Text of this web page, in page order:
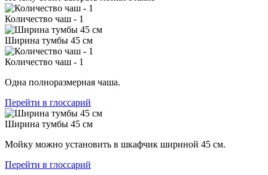
Количество чаш - 1
Ширина тумбы 45 см
Количество чаш - 1
Одна полноразмерная чаша.
Перейти в глоссарий
Ширина тумбы 45 см
Мойку можно установить в шкафчик шириной 45 см.
Перейти в глоссарий